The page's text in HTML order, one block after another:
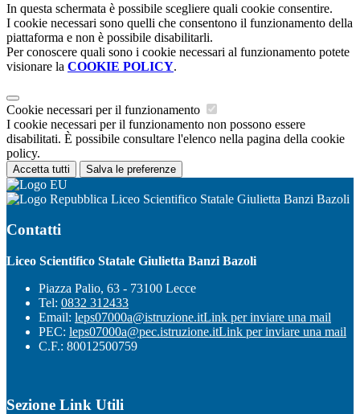
In questa schermata è possibile scegliere quali cookie consentire.
I cookie necessari sono quelli che consentono il funzionamento della
piattaforma e non è possibile disabilitarli.
Per conoscere quali sono i cookie necessari al funzionamento potete
visionare la COOKIE POLICY.
Cookie necessari per il funzionamento
I cookie necessari per il funzionamento non possono essere
disabilitati. È possibile consultare l'elenco nella pagina della cookie
policy.
Accetta tutti Salva le preferenze
Liceo Scientifico Statale Giulietta Banzi Bazoli
Contatti
Liceo Scientifico Statale Giulietta Banzi Bazoli
Piazza Palio, 63 - 73100 Lecce
Tel: 0832 312433
Email: leps07000a@istruzione.itLink per inviare una mail
PEC: leps07000a@pec.istruzione.itLink per inviare una mail
C.F.: 80012500759
Sezione Link Utili